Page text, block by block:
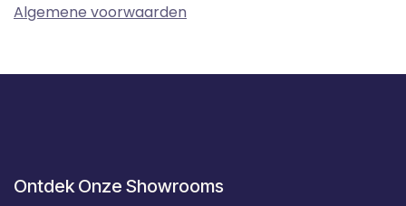
Algemene voorwaarden
Ontdek Onze Showrooms